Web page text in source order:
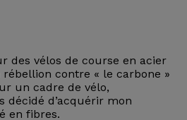
des vélos de course en acier
rébellion contre « le carbone »
un cadre de vélo,
décidé d’acquérir mon
en fibres.